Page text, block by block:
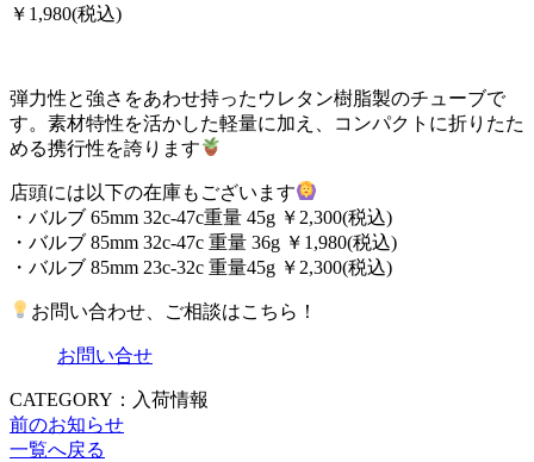
￥1,980(税込)
弾力性と強さをあわせ持ったウレタン樹脂製のチューブで
す。素材特性を活かした軽量に加え、コンパクトに折りたた
める携行性を誇ります
店頭には以下の在庫もございます
・バルブ 65mm 32c-47c重量 45g ￥2,300(税込)
・バルブ 85mm 32c-47c 重量 36g ￥1,980(税込)
・バルブ 85mm 23c-32c 重量45g ￥2,300(税込)
お問い合わせ、ご相談はこちら！
お問い合せ
CATEGORY：入荷情報
前のお知らせ
一覧へ戻る